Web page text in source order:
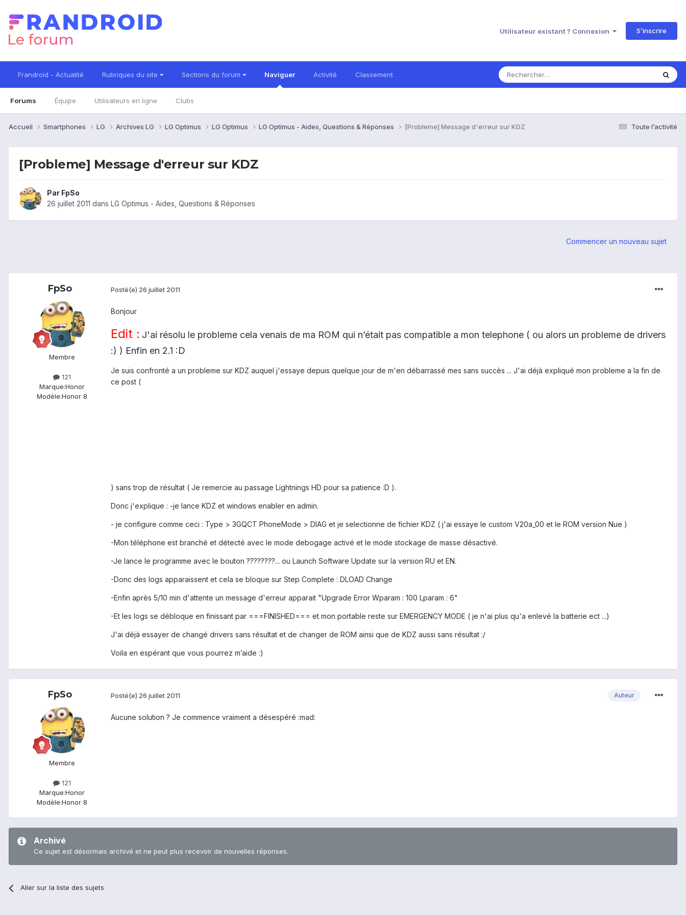
Utilisateur existant ? Connexion S’inscrire
Frandroid - Actualité Rubriques du site Sections du forum Naviguer
Forums Équipe Utilisateurs en ligne Clubs
Activité Classement
Toute l’activité
Accueil Smartphones LG Archives LG LG Optimus LG Optimus LG Optimus - Aides, Questions & Réponses [Probleme] Message d'erreur sur KDZ
[Probleme] Message d'erreur sur KDZ
Par FpSo
26 juillet 2011 dans LG Optimus - Aides, Questions & Réponses
Commencer un nouveau sujet
FpSo
Membre
121
Marque:Honor
Modèle:Honor 8
Posté(e) 26 juillet 2011
Bonjour
Edit : J'ai résolu le probleme cela venais de ma ROM qui n’était pas compatible a mon telephone ( ou alors un probleme de drivers
:) ) Enfin en 2.1 :D
Je suis confronté a un probleme sur KDZ auquel j'essaye depuis quelque jour de m'en débarrassé mes sans succès ... J'ai déjà expliqué mon probleme a la fin de
ce post (
) sans trop de résultat ( Je remercie au passage Lightnings HD pour sa patience :D ).
Donc j'explique : -je lance KDZ et windows enabler en admin.
- je configure comme ceci : Type > 3GQCT PhoneMode > DIAG et je selectionne de fichier KDZ ( j'ai essaye le custom V20a_00 et le ROM version Nue )
-Mon téléphone est branché et détecté avec le mode debogage activé et le mode stockage de masse désactivé.
-Je lance le programme avec le bouton ????????... ou Launch Software Update sur la version RU et EN.
-Donc des logs apparaissent et cela se bloque sur Step Complete : DLOAD Change
-Enfin après 5/10 min d'attente un message d'erreur apparait "Upgrade Error Wparam : 100 Lparam : 6"
-Et les logs se débloque en finissant par ===FINISHED=== et mon portable reste sur EMERGENCY MODE ( je n'ai plus qu'a enlevé la batterie ect ...)
J'ai déjà essayer de changé drivers sans résultat et de changer de ROM ainsi que de KDZ aussi sans résultat :/
Voila en espérant que vous pourrez m’aide :)
FpSo
Membre
121
Marque:Honor
Modèle:Honor 8
Auteur
Posté(e) 26 juillet 2011
Aucune solution ? Je commence vraiment a désespéré :mad:
Archivé
Ce sujet est désormais archivé et ne peut plus recevoir de nouvelles réponses.
Aller sur la liste des sujets